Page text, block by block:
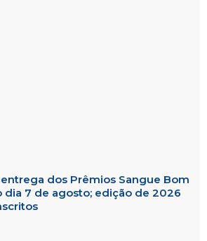
dos Prêmios Sangue Bom
dia 7 de agosto; edição de 2026